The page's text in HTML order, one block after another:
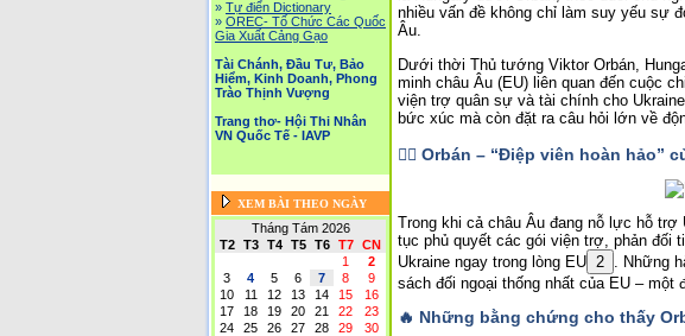
» Tự điển Dictionary
» OREC- Tố Chức Các Quốc
Gia Xuất Cảng Gạo
Tài Chánh, Đầu Tư, Bảo
Hiểm, Kinh Doanh, Phong
Trào Thịnh Vượng
Trang thơ- Hội Thi Nhân
VN Quốc Tế - IAVP
XEM BÀI THEO NGÀY
Tháng Tám 2026
T2
T3 T4 T5 T6 T7
CN
1
2
3
4 5 6 7 8
9
10
11 12 13 14 15
16
17
18 19 20 21 22
23
24
25 26 27 28 29
30
nhiều vấn đề không chỉ làm suy yếu sự
Âu.
Dưới thời Thủ tướng Viktor Orbán,
minh châu Âu (EU) liên quan đến cuộc
viện trợ quân sự và tài chính cho
bức xúc mà còn đặt ra câu hỏi lớn về
🕵️‍♂️ Orbán – “Điệp viên hoàn hảo”
Trong khi cả châu Âu đang nỗ lực hỗ
tục phủ quyết các gói viện trợ, phản đối
Ukraine ngay trong lòng EU 2
. Những
sách đối ngoại thống nhất của EU – một
🔥 Những bằng chứng cho thấy